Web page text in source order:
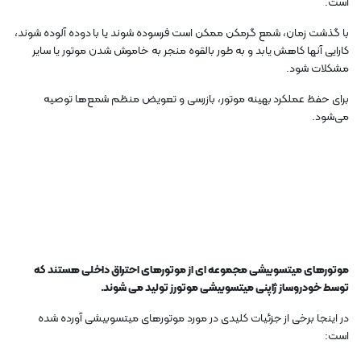
با گذشت زمان، شمع گرمکن ممکن است فرسوده شوند یا با دوده آلوده شوند،
کارایی آنها کاهش یابد و به طور بالقوه منجر به خاموش شدن موتور یا سایر
مشکلات شود.
برای حفظ عملکرد بهینه موتور، بازرسی و تعویض منظم شمع‌ها توصیه
می‌شود.
موتورهای میتسوبیشی مجموعه ای از موتورهای احتراق داخلی هستند که
توسط خودروساز ژاپنی میتسوبیشی موتورز تولید می شوند.
در اینجا برخی از جزئیات کلیدی در مورد موتورهای میتسوبیشی آورده شده
است: